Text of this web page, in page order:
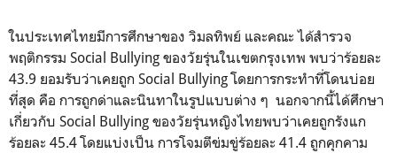
ในประเทศไทยมีการศึกษาของ วิมลทิพย์ และคณะ ได้สำรวจ
พฤติกรรม Social Bullying ของวัยรุ่นในเขตกรุงเทพ พบว่าร้อยละ
43.9 ยอมรับว่าเคยถูก Social Bullying โดยการกระทำที่โดนบ่อย
ที่สุด คือ การถูกด่าและนินทาในรูปแบบต่าง ๆ นอกจากนี้ได้ศึกษา
เกี่ยวกับ Social Bullying ของวัยรุ่นหญิงไทยพบว่าเคยถูกรังแก
ร้อยละ 45.4 โดยแบ่งเป็น การโจมตีข่มขู่ร้อยละ 41.4 ถูกคุกคาม